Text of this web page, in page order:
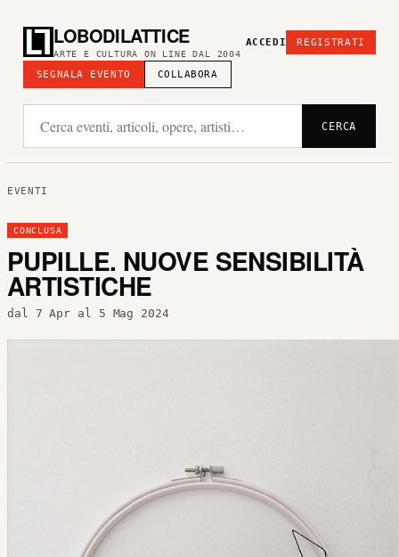
LOBODILATTICE
ARTE E CULTURA ON LINE DAL 2004
SEGNALA EVENTO COLLABORA
ACCEDI REGISTRATI
CERCA
EVENTI
CONCLUSA
PUPILLE. NUOVE SENSIBILITÀ
ARTISTICHE
dal 7 Apr al 5 Mag 2024